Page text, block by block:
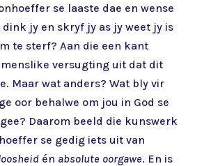
se laaste dae en wense
jy en skryf jy as jy weet jy is
te sterf? Aan die een kant
versugting uit dat dit
Maar wat anders? Wat bly vir
oor behalwe om jou in God se
Daarom beeld die kunswerk
se gedig iets uit van
én absolute oorgawe. En is